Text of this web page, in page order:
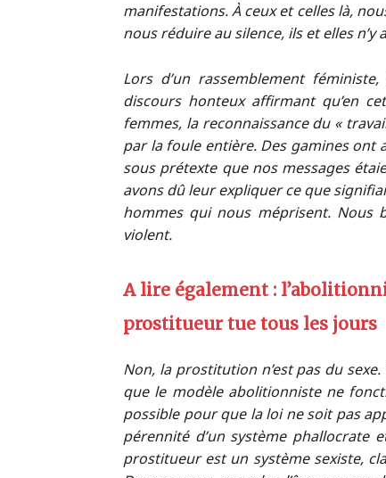
manifestations. À ceux et celles là,
nous réduire au silence, ils et elles
Lors d’un rassemblement
discours honteux affirmant qu’en
femmes, la reconnaissance du «
par la foule entière. Des gamines
sous prétexte que nos messages
avons dû leur expliquer ce que
hommes qui nous méprisent. Nous
violent.
A lire également :
prostitueur tue tous les jours
Non, la prostitution n’est pas du
que le modèle abolitionniste ne
possible pour que la loi ne soit pas
pérennité d’un système phallocrate
prostitueur est un système sexiste,